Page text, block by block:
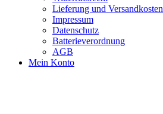
Lieferung und Versandkosten
Impressum
Datenschutz
Batterieverordnung
AGB
Mein Konto